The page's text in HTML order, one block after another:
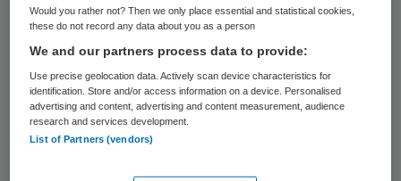
bedenkelijke blik: “Nee, bij mij komen ze er
niet meer in! Ze weten het verschil niet
tussen onkruid en planten en ik ga voor
kwaliteit! Ik heb ook geen geld voor telkens
nieuwe aanplant en het ziet er niet uit!”
Would you rather not? Then we only place essential and statistical cookies,
these do not record any data about you as a person
We and our partners process data to provide:
Use precise geolocation data. Actively scan device characteristics for
identification. Store and/or access information on a device. Personalised
advertising and content, advertising and content measurement, audience
research and services development.
List of Partners (vendors)